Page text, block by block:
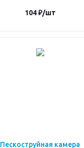
104₽/шт
Пескоструйная камера